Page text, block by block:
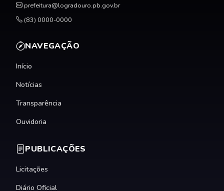
prefeitura@logradouro.pb.gov.br
(83) 0000-0000
NAVEGAÇÃO
Início
Notícias
Transparência
Ouvidoria
PUBLICAÇÕES
Licitações
Diário Oficial